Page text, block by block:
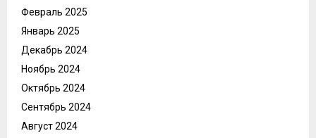
Февраль 2025
Январь 2025
Декабрь 2024
Ноябрь 2024
Октябрь 2024
Сентябрь 2024
Август 2024